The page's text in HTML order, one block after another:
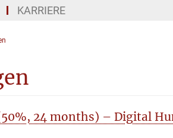
KARRIERE
24 months) – Digital